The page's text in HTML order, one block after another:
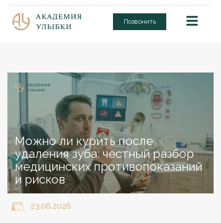
Позвонить
Можно ли курить после
удаления зуба: честный разбор
медицинских противопоказаний
и рисков
23.06.2026